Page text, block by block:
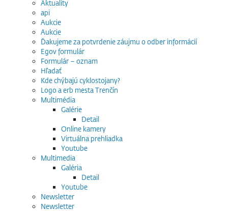
Aktuality
api
Aukcie
Aukcie
Ďakujeme za potvrdenie záujmu o odber informácií
Egov formulár
Formulár – oznam
Hľadať
Kde chýbajú cyklostojany?
Logo a erb mesta Trenčín
Multimédia
Galérie
Detail
Online kamery
Virtuálna prehliadka
Youtube
Multimedia
Galéria
Detail
Youtube
Newsletter
Newsletter